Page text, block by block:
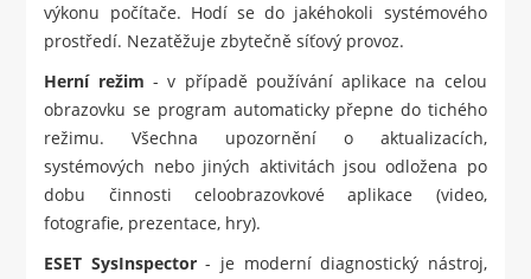
výkonu počítače. Hodí se do jakéhokoli systémového
prostředí. Nezatěžuje zbytečně síťový provoz.
Herní režim - v případě používání aplikace na celou
obrazovku se program automaticky přepne do tichého
režimu. Všechna upozornění o aktualizacích,
systémových nebo jiných aktivitách jsou odložena po
dobu činnosti celoobrazovkové aplikace (video,
fotografie, prezentace, hry).
ESET SysInspector- je moderní diagnostický nástroj,